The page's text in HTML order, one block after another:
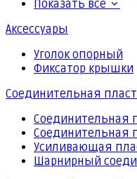
Показать все
Аксессуары
Уголок опорный
Фиксатор крышки
Соединительная
Соединительная
Соединительная
Усиливающая
Шарнирный